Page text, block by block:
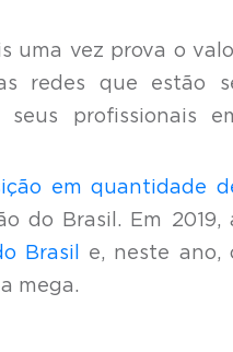
uma vez prova o
redes que estão
profissionais
em quantidade
do Brasil. Em 2019,
Brasil
e, neste ano,
mega.